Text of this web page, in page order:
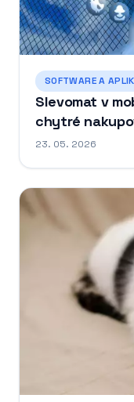
SOFTWARE A
Slevomat v
chytré
23. 05. 2026